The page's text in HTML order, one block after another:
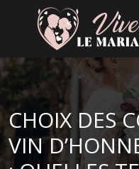
CHOIX DES
VIN